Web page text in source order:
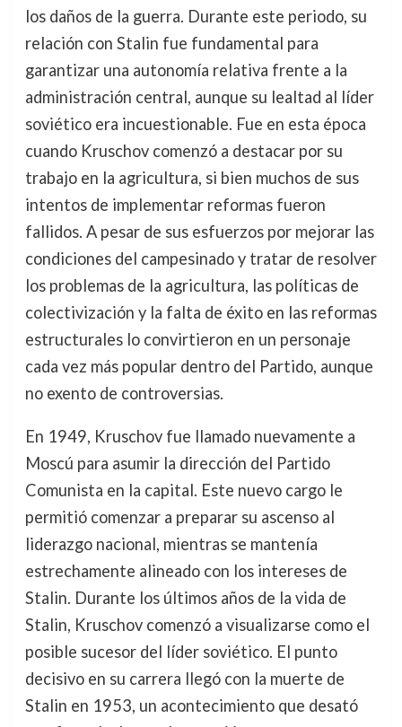
los daños de la guerra. Durante este periodo, su
relación con Stalin fue fundamental para
garantizar una autonomía relativa frente a la
administración central, aunque su lealtad al líder
soviético era incuestionable. Fue en esta época
cuando Kruschov comenzó a destacar por su
trabajo en la agricultura, si bien muchos de sus
intentos de implementar reformas fueron
fallidos. A pesar de sus esfuerzos por mejorar las
condiciones del campesinado y tratar de resolver
los problemas de la agricultura, las políticas de
colectivización y la falta de éxito en las reformas
estructurales lo convirtieron en un personaje
cada vez más popular dentro del Partido, aunque
no exento de controversias.
En 1949, Kruschov fue llamado nuevamente a
Moscú para asumir la dirección del Partido
Comunista en la capital. Este nuevo cargo le
permitió comenzar a preparar su ascenso al
liderazgo nacional, mientras se mantenía
estrechamente alineado con los intereses de
Stalin. Durante los últimos años de la vida de
Stalin, Kruschov comenzó a visualizarse como el
posible sucesor del líder soviético. El punto
decisivo en su carrera llegó con la muerte de
Stalin en 1953, un acontecimiento que desató